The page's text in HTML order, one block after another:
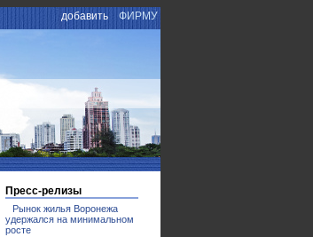
добавить ФИРМУ
Пресс-релизы
Рынок жилья Воронежа
удержался на минимальном
росте